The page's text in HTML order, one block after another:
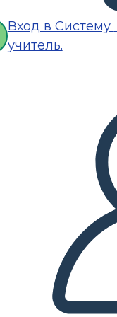
Вход в Систему
учитель.